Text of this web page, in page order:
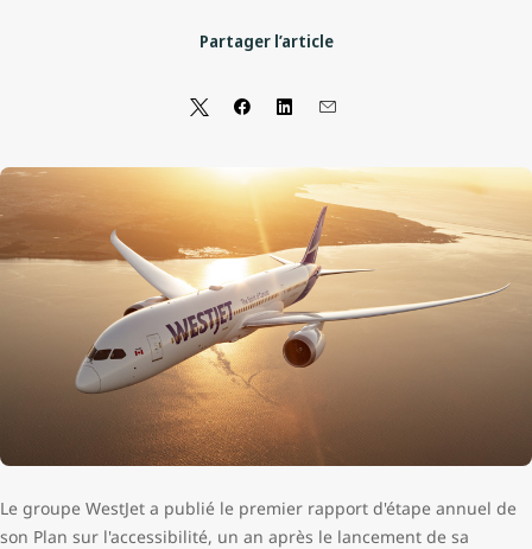
Partager l’article
Le groupe WestJet a publié le premier rapport d'étape annuel de
son Plan sur l'accessibilité, un an après le lancement de sa